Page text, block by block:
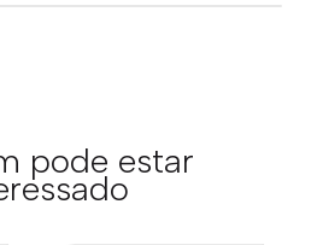
pode estar